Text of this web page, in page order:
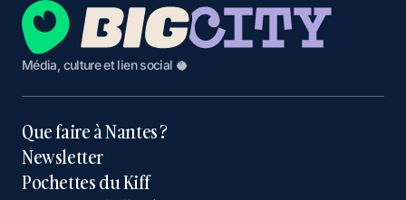
Média, culture et lien social 🥥
Que faire à Nantes ?
Newsletter
Pochettes du Kiff